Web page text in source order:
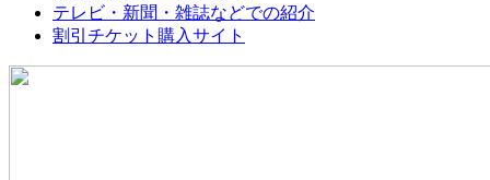
テレビ・新聞・雑誌などでの紹介
割引チケット購入サイト